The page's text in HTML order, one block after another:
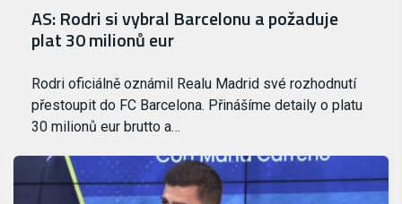
AS: Rodri si vybral Barcelonu a požaduje
plat 30 milionů eur
Rodri oficiálně oznámil Realu Madrid své rozhodnutí
přestoupit do FC Barcelona. Přinášíme detaily o platu
30 milionů eur brutto a…